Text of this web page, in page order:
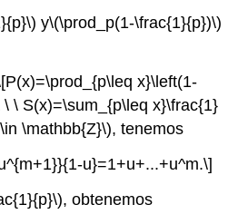
y\(\prod_p(1-\frac{1}{p})\)
x}\left(1-
\ S(x)=\sum_{p\leq x}\frac{1}
\mathbb{Z}\), tenemos
u}=1+u+...+u^m.\]
, obtenemos